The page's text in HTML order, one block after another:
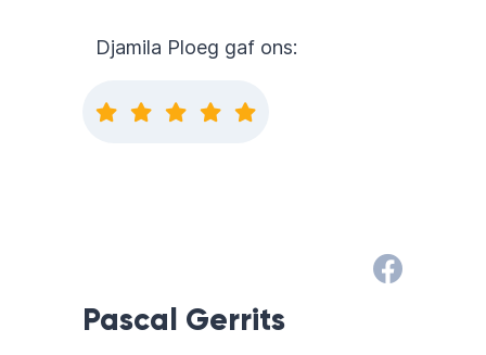
Djamila Ploeg gaf ons:
Pascal Gerrits